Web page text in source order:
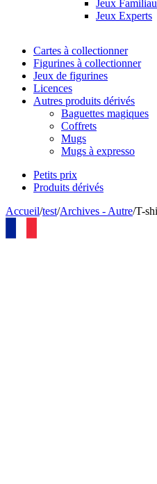
Jeux
Jeux Experts
Cartes à collectionner
Figurines à collectionner
Jeux de figurines
Licences
Autres produits dérivés
Baguettes magiques
Coffrets
Mugs
Mugs à expresso
Petits prix
Produits dérivés
Accueil/test/Archives - Autre/T-